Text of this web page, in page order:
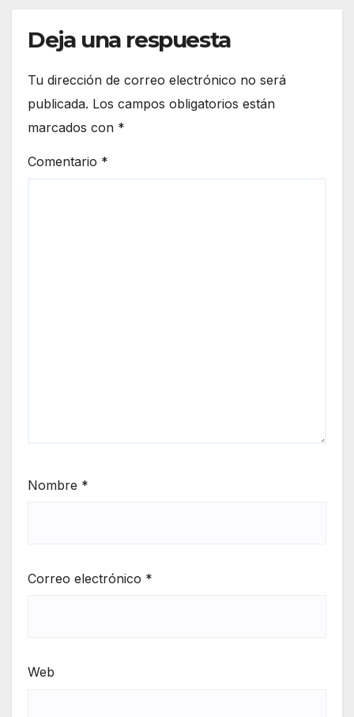
Deja una respuesta
Tu dirección de correo electrónico no será
publicada. Los campos obligatorios están
marcados con *
Comentario *
Nombre *
Correo electrónico *
Web